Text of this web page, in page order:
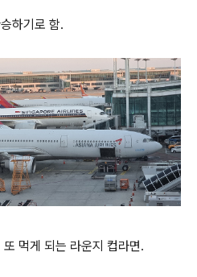
하기로 함.
먹게 되는 라운지 컵라면.